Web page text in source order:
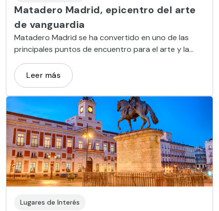
Matadero Madrid, epicentro del arte
de vanguardia
Matadero Madrid se ha convertido en uno de las
principales puntos de encuentro para el arte y la
cultura de vanguardia en la capital.
Leer más
Lugares de Interés